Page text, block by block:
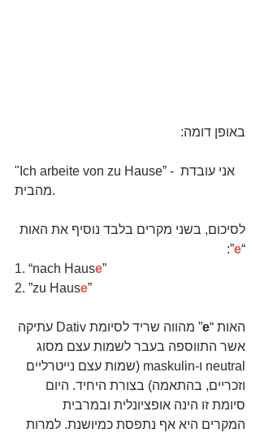
באופן דומה:
"Ich arbeite von zu Hause” - אני עובדת
מהבית.
לסיכום, בשני מקרים בלבד נוסיף את האות
“
e
”:
1. “nach Hause”
2. ”zu Hause”
האות “e
” מהווה שריד לסיומת Dativ עתיקה
אשר התווספה בעבר לשמות עצם מסוג
neutral ו-maskulin (שמות עצם נייטרליים
וזכריים, בהתאמה) בצורת היחיד. היום
סיומת זו הינה אופציונלית ובמרבית
המקרים היא אף נתפסת כמיושנת. למרות